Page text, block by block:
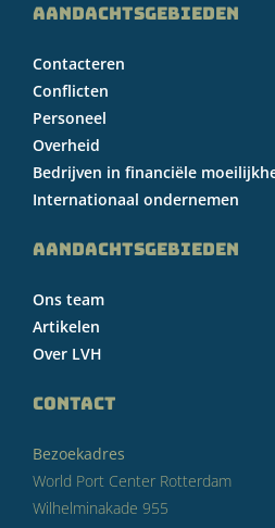
AANDACHTSGEBIEDEN
Contacteren
Conflicten
Personeel
Overheid
Bedrijven in financiële
Internationaal ondernemen
AANDACHTSGEBIEDEN
Ons team
Artikelen
Over LVH
CONTACT
Bezoekadres
World Port Center Rotterdam
Wilhelminakade 955